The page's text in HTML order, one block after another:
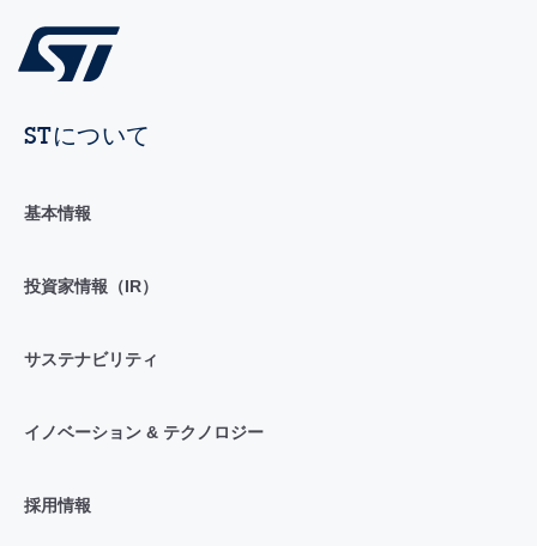
STについて
基本情報
投資家情報（IR）
サステナビリティ
イノベーション & テクノロジー
採用情報